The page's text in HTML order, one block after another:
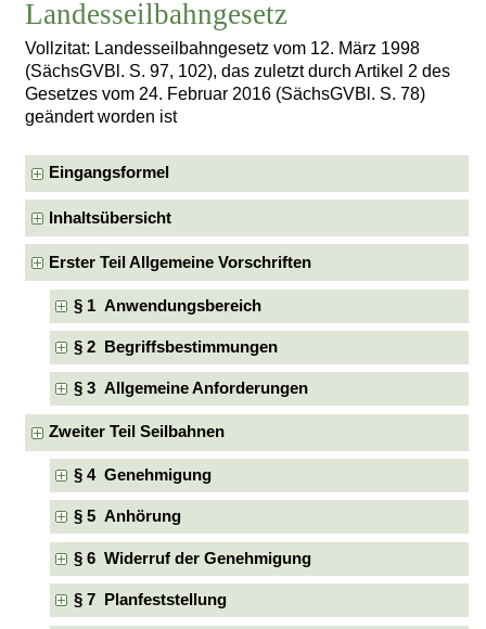
Landesseilbahngesetz
Vollzitat: Landesseilbahngesetz vom 12. März 1998
(SächsGVBl. S. 97, 102), das zuletzt durch Artikel 2 des
Gesetzes vom 24. Februar 2016 (SächsGVBl. S. 78)
geändert worden ist
Eingangsformel
Inhaltsübersicht
Erster Teil Allgemeine Vorschriften
§ 1 Anwendungsbereich
§ 2 Begriffsbestimmungen
§ 3 Allgemeine Anforderungen
Zweiter Teil Seilbahnen
§ 4 Genehmigung
§ 5 Anhörung
§ 6 Widerruf der Genehmigung
§ 7 Planfeststellung